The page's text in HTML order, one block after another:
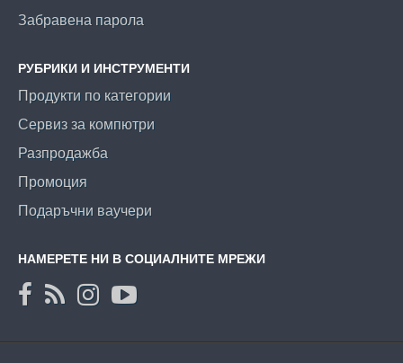
Забравена парола
РУБРИКИ И ИНСТРУМЕНТИ
Продукти по категории
Сервиз за компютри
Разпродажба
Промоция
Подаръчни ваучери
НАМЕРЕТЕ НИ В СОЦИАЛНИТЕ МРЕЖИ